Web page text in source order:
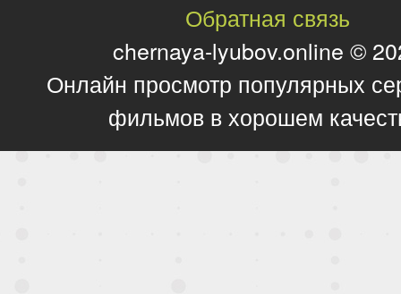
Обратная связь
chernaya-lyubov.online ©
Онлайн просмотр популярных
фильмов в хорошем